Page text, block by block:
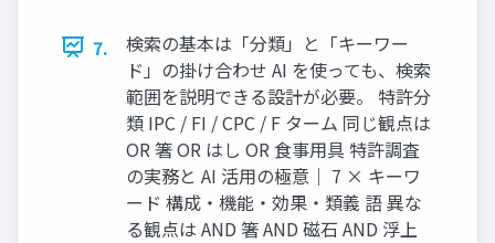
7.
検索の基本は「分類」と「キーワー
ド」の掛け合わせ AI を使っても、検索
範囲を説明できる設計が必要。 特許分
類 IPC / FI / CPC / F ターム 同じ観点は
OR 箸 OR はし OR 食事用具 特許調査
の実務と AI 活用の極意｜ 7 × キーワ
ード 構成・機能・効果・類義 語 異な
る観点は AND 箸 AND 磁石 AND 浮上